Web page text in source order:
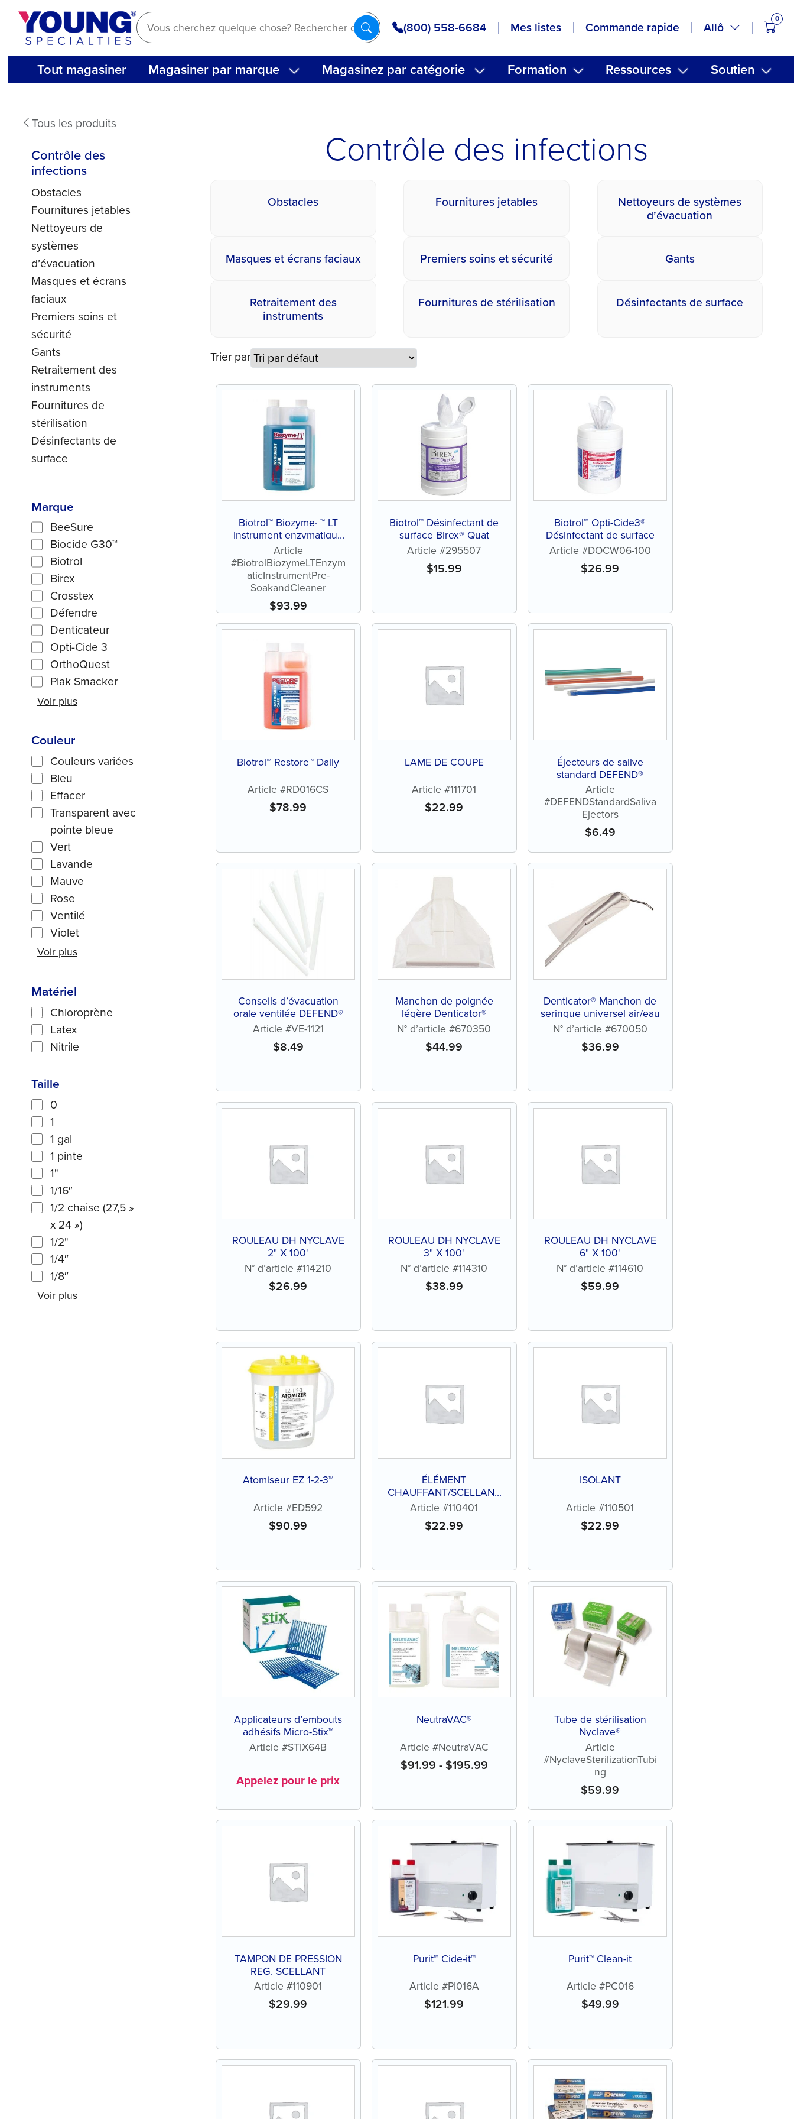
Aller
contenu
(800) 558-6684 Mes listes Commande rapide Allô
0
Tout magasiner Magasiner par marque Magasinez par catégorie Formation Ressources Soutien
Tous les produits
Contrôle des
infections
Obstacles
Fournitures jetables
Nettoyeurs de
systèmes
d’évacuation
Masques et écrans
faciaux
Premiers soins et
sécurité
Gants
Retraitement des
instruments
Fournitures de
stérilisation
Désinfectants de
surface
Marque
BeeSure
Biocide G30™
Biotrol
Birex
Crosstex
Défendre
Denticateur
Opti-Cide 3
OrthoQuest
Plak Smacker
Voir plus
Couleur
Couleurs variées
Bleu
Effacer
Transparent avec
pointe bleue
Vert
Lavande
Mauve
Rose
Ventilé
Violet
Voir plus
Matériel
Chloroprène
Latex
Nitrile
Taille
0
1
1 gal
1 pinte
1"
1/16″
1/2 chaise (27,5 »
x 24 »)
1/2"
1/4″
1/8″
Voir plus
Contrôle des infections
Obstacles Fournitures jetables Nettoyeurs de systèmes
d’évacuation
Masques et écrans faciaux Premiers soins et sécurité Gants
Retraitement des
instruments
Fournitures de stérilisation Désinfectants de surface
Trier par
Biotrol™ Biozyme· ™ LT
Instrument enzymatique
Pré-trempage et nettoyant
Article
#BiotrolBiozymeLTEnzym
aticInstrumentPre-
SoakandCleaner
$93.99
Biotrol™ Désinfectant de
surface Birex® Quat
Article #295507
$15.99
Biotrol™ Opti-Cide3®
Désinfectant de surface
Article #DOCW06-100
$26.99
Biotrol™ Restore™ Daily
Article #RD016CS
$78.99
LAME DE COUPE
Article #111701
$22.99
Éjecteurs de salive
standard DEFEND®
Article
#DEFENDStandardSaliva
Ejectors
$6.49
Conseils d’évacuation
orale ventilée DEFEND®
Article #VE-1121
$8.49
Manchon de poignée
légère Denticator®
N° d’article #670350
$44.99
Denticator® Manchon de
seringue universel air/eau
N° d’article #670050
$36.99
ROULEAU DH NYCLAVE
2" X 100'
N° d’article #114210
$26.99
ROULEAU DH NYCLAVE
3" X 100'
N° d’article #114310
$38.99
ROULEAU DH NYCLAVE
6" X 100'
N° d’article #114610
$59.99
Atomiseur EZ 1-2-3™
Article #ED592
$90.99
ÉLÉMENT
CHAUFFANT/SCELLANT
ORDINAIRE
Article #110401
$22.99
ISOLANT
Article #110501
$22.99
Applicateurs d’embouts
adhésifs Micro-Stix™
Article #STIX64B
Appelez pour le prix
NeutraVAC®
Article #NeutraVAC
$91.99 - $195.99
Tube de stérilisation
Nyclave®
Article
#NyclaveSterilizationTubi
ng
$59.99
TAMPON DE PRESSION
REG. SCELLANT
Article #110901
$29.99
Purit™ Cide-it™
Article #PI016A
$121.99
Purit™ Clean-it
Article #PC016
$49.99